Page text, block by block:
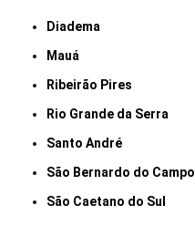
Diadema
Mauá
Ribeirão Pires
Rio Grande da Serra
Santo André
São Bernardo do Campo
São Caetano do Sul